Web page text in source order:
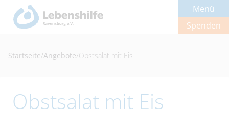
Menü
Spenden
Startseite/Angebote/Obstsalat mit Eis
Obstsalat mit Eis